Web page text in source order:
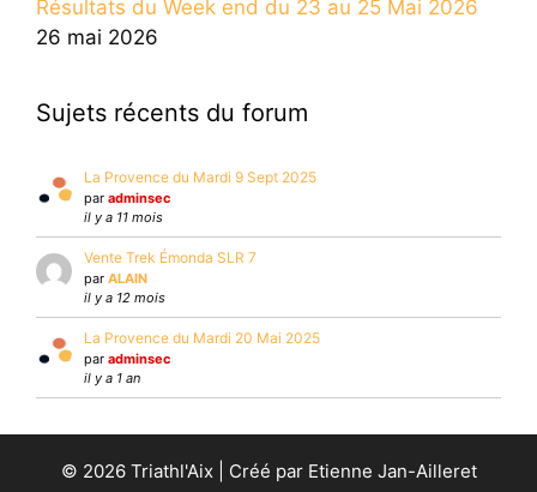
Résultats du Week end du 23 au 25 Mai 2026
26 mai 2026
Sujets récents du forum
La Provence du Mardi 9 Sept 2025
par adminsec
il y a 11 mois
Vente Trek Émonda SLR 7
par ALAIN
il y a 12 mois
La Provence du Mardi 20 Mai 2025
par adminsec
il y a 1 an
© 2026 Triathl'Aix | Créé par Etienne Jan-Ailleret